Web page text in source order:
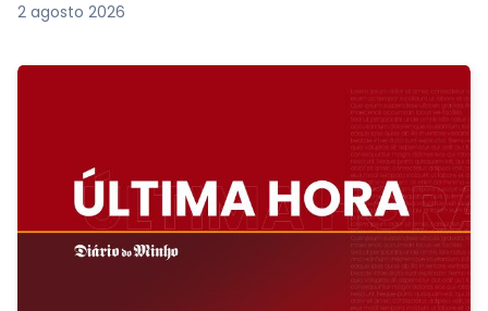
2 agosto 2026